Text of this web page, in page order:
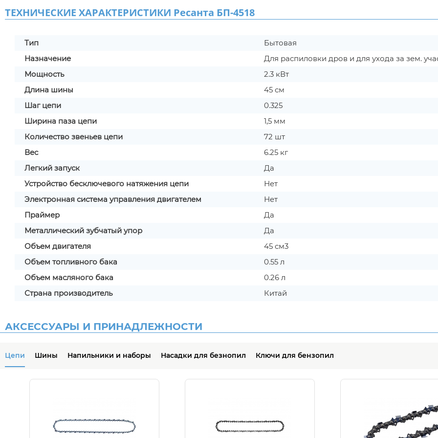
ТЕХНИЧЕСКИЕ ХАРАКТЕРИСТИКИ Ресанта БП-4518
Тип
Бытовая
Назначение
Для распиловки дров и для ухода за зем.
Мощность
2.3 кВт
Длина шины
45 см
Шаг цепи
0.325
Ширина паза цепи
1,5 мм
Количество звеньев цепи
72 шт
Вес
6.25 кг
Легкий запуск
Да
Устройство бесключевого натяжения цепи
Нет
Электронная система управления двигателем
Нет
Праймер
Да
Металлический зубчатый упор
Да
Объем двигателя
45 см3
Объем топливного бака
0.55 л
Объем масляного бака
0.26 л
Страна производитель
Китай
АКСЕССУАРЫ И ПРИНАДЛЕЖНОСТИ
Цепи Шины Напильники и наборы Насадки для безнопил Ключи для бензопил